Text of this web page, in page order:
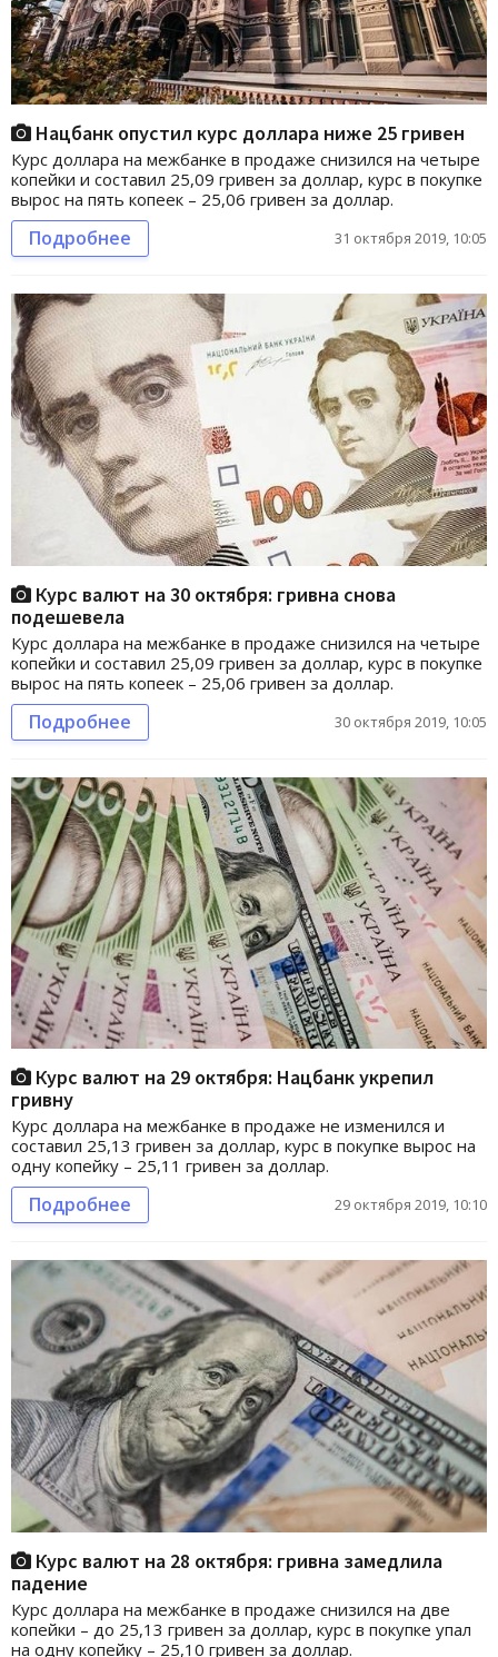
Нацбанк опустил курс доллара ниже 25 гривен
Курс доллара на межбанке в продаже снизился на четыре
копейки и составил 25,09 гривен за доллар, курс в покупке
вырос на пять копеек – 25,06 гривен за доллар.
Подробнее 31 октября 2019, 10:05
Курс валют на 30 октября: гривна снова
подешевела
Курс доллара на межбанке в продаже снизился на четыре
копейки и составил 25,09 гривен за доллар, курс в покупке
вырос на пять копеек – 25,06 гривен за доллар.
Подробнее 30 октября 2019, 10:05
Курс валют на 29 октября: Нацбанк укрепил
гривну
Курс доллара на межбанке в продаже не изменился и
составил 25,13 гривен за доллар, курс в покупке вырос на
одну копейку – 25,11 гривен за доллар.
Подробнее 29 октября 2019, 10:10
Курс валют на 28 октября: гривна замедлила
падение
Курс доллара на межбанке в продаже снизился на две
копейки – до 25,13 гривен за доллар, курс в покупке упал
на одну копейку – 25,10 гривен за доллар.